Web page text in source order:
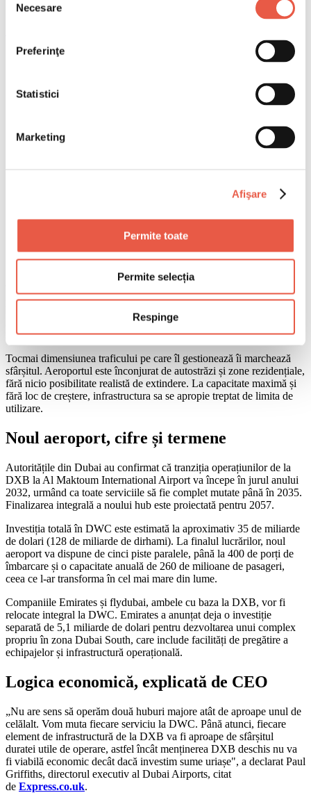
consimțământului
Necesare
Preferinţe
Statistici
Marketing
Afişare
Permite toate
Permite selecția
Respinge
în 1960, se va închide în 2035 după ce va fi depășit de
Cuprins
85 de ani și un record, apoi cortina
Deschis în urmă cu peste 85 de ani, DXB a dominat timp de un
deceniu clasamentele mondiale ca cel mai aglomerat aeroport
internațional după numărul de pasageri. În 2025, a înregistrat cel mai
3,1% față de 2024. Decembrie 2025 a fost cea mai aglomerată: 8,7
milioane de călători într-o singură lună.
Tocmai dimensiunea traficului pe care îl gestionează îi marchează
sfârșitul. Aeroportul este înconjurat de autostrăzi și zone rezidențiale,
fără nicio posibilitate realistă de extindere. La capacitate maximă și
fără loc de creștere, infrastructura sa se apropie treptat de limita de
utilizare.
Noul aeroport, cifre și termene
Autoritățile din Dubai au confirmat că tranziția operațiunilor de la
DXB la Al Maktoum International Airport va începe în jurul anului
2032, urmând ca toate serviciile să fie complet mutate până în 2035.
Finalizarea integrală a noului hub este proiectată pentru 2057.
Investiția totală în DWC este estimată la aproximativ 35 de miliarde
de dolari (128 de miliarde de dirhami). La finalul lucrărilor, noul
aeroport va dispune de cinci piste paralele, până la 400 de porți de
îmbarcare și o capacitate anuală de 260 de milioane de pasageri,
ceea ce l-ar transforma în cel mai mare din lume.
Companiile Emirates și flydubai, ambele cu baza la DXB, vor fi
relocate integral la DWC. Emirates a anunțat deja o investiție
separată de 5,1 miliarde de dolari pentru dezvoltarea unui complex
propriu în zona Dubai South, care include facilități de pregătire a
echipajelor și infrastructură operațională.
Logica economică, explicată de CEO
„Nu are sens să operăm două huburi majore atât de aproape unul de
celălalt. Vom muta fiecare serviciu la DWC. Până atunci, fiecare
element de infrastructură de la DXB va fi aproape de sfârșitul
duratei utile de operare, astfel încât menținerea DXB deschis nu va
fi viabilă economic decât dacă investim sume uriașe", a declarat Paul
Griffiths, directorul executiv al Dubai Airports, citat
de Express.co.uk.